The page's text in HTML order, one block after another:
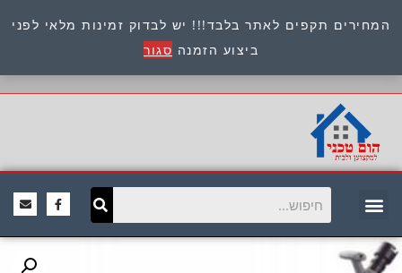
המחירים תקפים לאתר בלבד!!! יש לבדוק זמינות מלאי לפני
ביצוע הזמנה סגור
כתובת : היוזמים 9 אור יהודה שירות לקוחות 054-
8945722